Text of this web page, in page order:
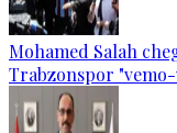
Mohamed Salah
Trabzonspor